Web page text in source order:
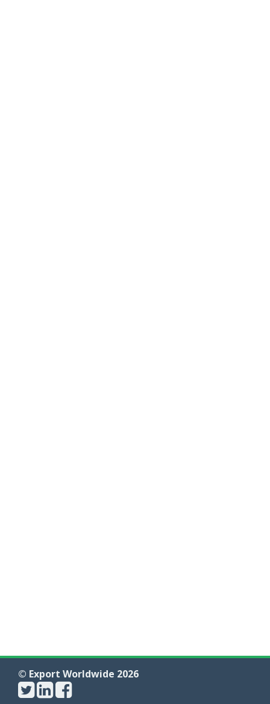
© Export Worldwide 2026